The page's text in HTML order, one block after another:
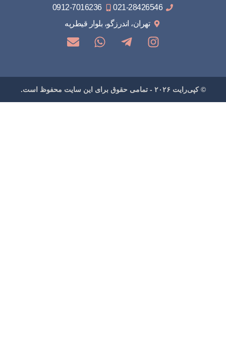
021-28426546
0912-7016236
تهران، اندرزگو، بلوار قیطریه
© کپی‌رایت ۲۰۲۶ - تمامی حقوق برای این سایت محفوظ است.